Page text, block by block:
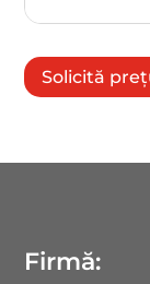
Solicită
Firmă: